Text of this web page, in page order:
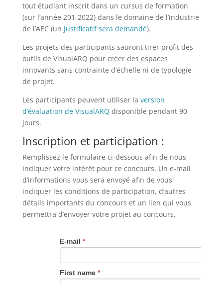
tout étudiant inscrit dans un cursus de formation
(sur l’année 201-2022) dans le domaine de l’industrie
de l’AEC (un justificatif sera demandé).
Les projets des participants sauront tirer profit des
outils de VisualARQ pour créer des espaces
innovants sans contrainte d’échelle ni de typologie
de projet.
Les participants peuvent utiliser la version
d’évaluation de VisualARQ disponible pendant 90
jours.
Inscription et participation :
Remplissez le formulaire ci-dessous afin de nous
indiquer votre intérêt pour ce concours. Un e-mail
d’informations vous sera envoyé afin de vous
indiquer les conditions de participation, d’autres
détails importants du concours et un lien qui vous
permettra d’envoyer votre projet au concours.